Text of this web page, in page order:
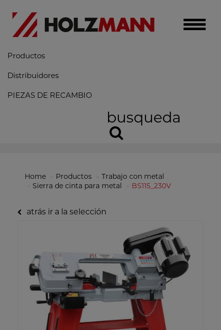
Toggle
Productos
Distribuidores
PIEZAS DE RECAMBIO
busqueda
Home Productos
Trabajo con metal
Sierra de cinta para metal
BS115_230V
atrás ir a la selección